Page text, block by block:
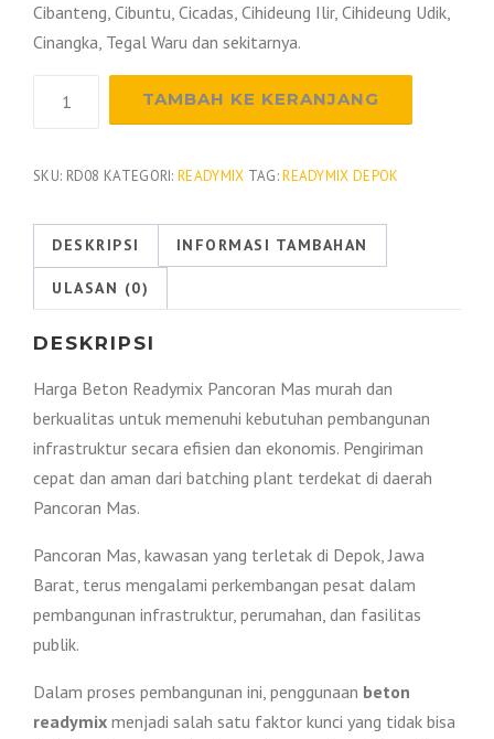
Cibanteng, Cibuntu, Cicadas, Cihideung Ilir, Cihideung Udik,
Cinangka, Tegal Waru dan sekitarnya.
Readymix
Mas
Per
M3
TAMBAH KE KERANJANG
SKU: RD08 KATEGORI:READYMIX TAG:READYMIX DEPOK
DESKRIPSI INFORMASI TAMBAHAN
ULASAN (0)
DESKRIPSI
Harga Beton Readymix Pancoran Mas murah dan
berkualitas untuk memenuhi kebutuhan pembangunan
infrastruktur secara efisien dan ekonomis. Pengiriman
cepat dan aman dari batching plant terdekat di daerah
Pancoran Mas.
Pancoran Mas, kawasan yang terletak di Depok, Jawa
Barat, terus mengalami perkembangan pesat dalam
pembangunan infrastruktur, perumahan, dan fasilitas
publik.
Dalam proses pembangunan ini, penggunaan beton
readymix menjadi salah satu faktor kunci yang tidak bisa